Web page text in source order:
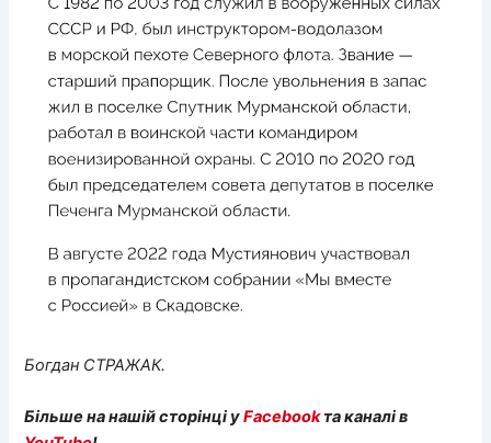
Богдан СТРАЖАК.
Більше на нашій сторінці уFacebookта каналі в